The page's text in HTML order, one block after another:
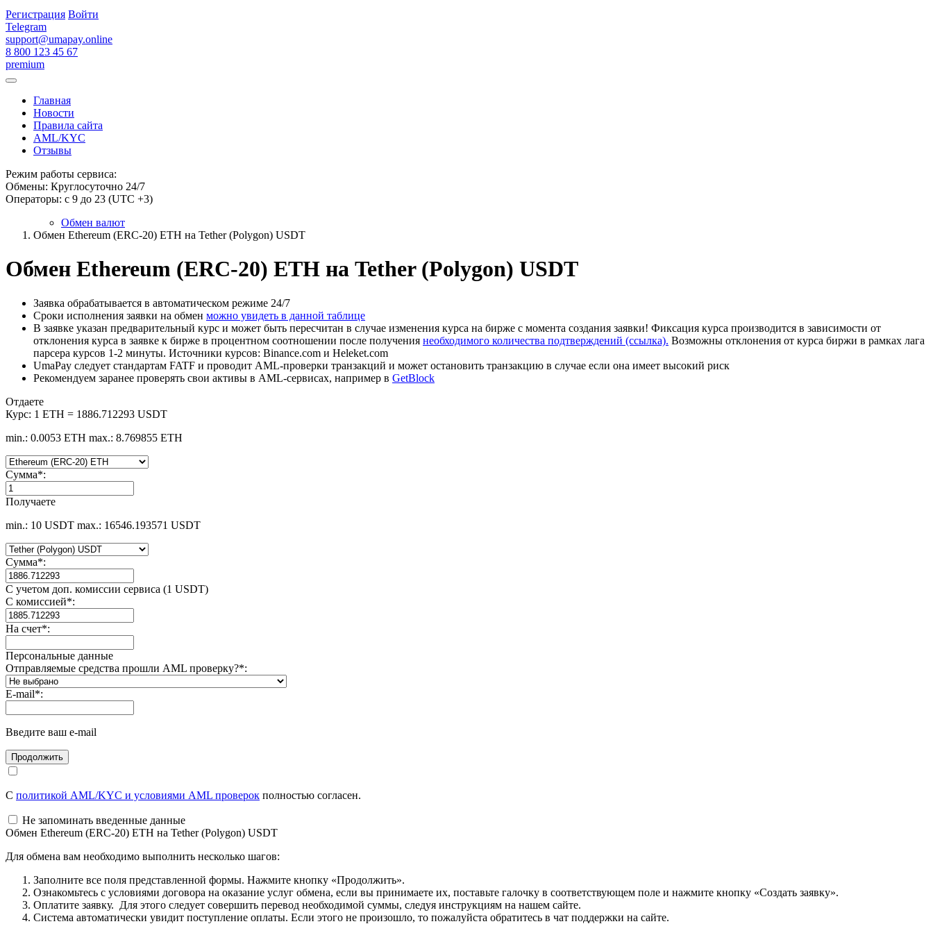
Регистрация Войти
Telegram
support@umapay.online
8 800 123 45 67
premium
Главная
Новости
Правила сайта
AML/KYC
Отзывы
Режим работы сервиса:
Обмены: Круглосуточно 24/7
Операторы: с 9 до 23 (UTC +3)
Обмен валют
Обмен Ethereum (ERC-20) ETH на Tether (Polygon) USDT
Обмен Ethereum (ERC-20) ETH на Tether (Polygon) USDT
Заявка обрабатывается в автоматическом режиме 24/7
Сроки исполнения заявки на обмен можно увидеть в данной таблице
В заявке указан предварительный курс и может быть пересчитан в случае изменения курса на бирже с момента создания заявки! Фиксация курса производится в зависимости от
отклонения курса в заявке к бирже в процентном соотношении после получения необходимого количества подтверждений (ссылка). Возможны отклонения от курса биржи в рамках лага
парсера курсов 1-2 минуты. Источники курсов: Binance.com и Heleket.com
UmaPay следует стандартам FATF и проводит AML-проверки транзакций и может остановить транзакцию в случае если она имеет высокий риск
Рекомендуем заранее проверять свои активы в AML-сервисах, например в GetBlock
Отдаете
Курс: 1 ETH = 1886.712293 USDT
min.: 0.0053 ETH max.: 8.769855 ETH
Сумма*:
Получаете
min.: 10 USDT max.: 16546.193571 USDT
Сумма*:
С учетом доп. комиссии сервиса (1 USDT)
С комиссией*:
На счет*:
Персональные данные
Отправляемые средства прошли AML проверку?*:
E-mail*:
Введите ваш e-mail
С политикой AML/KYC и условиями AML проверок полностью согласен.
Не запоминать введенные данные
Обмен Ethereum (ERC-20) ETH на Tether (Polygon) USDT
Для обмена вам необходимо выполнить несколько шагов:
Заполните все поля представленной формы. Нажмите кнопку «Продолжить».
Ознакомьтесь с условиями договора на оказание услуг обмена, если вы принимаете их, поставьте галочку в соответствующем поле и нажмите кнопку «Создать заявку».
Оплатите заявку. Для этого следует совершить перевод необходимой суммы, следуя инструкциям на нашем сайте.
Система автоматически увидит поступление оплаты. Если этого не произошло, то пожалуйста обратитесь в чат поддержки на сайте.